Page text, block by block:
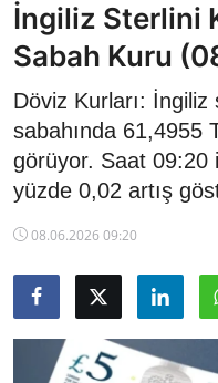
Döviz Kurları
Fonlar
Kripto Paralar
Çeviriciler
TCMB Kurları
Emtia Fiyatları
Kapalı Çarşı
İngiliz Sterlini
Sabah Kuru
Döviz Kurları:
sabahında 61,4955
görüyor. Saat 09:20
yüzde 0,02 artış
08.06.2026 09:20